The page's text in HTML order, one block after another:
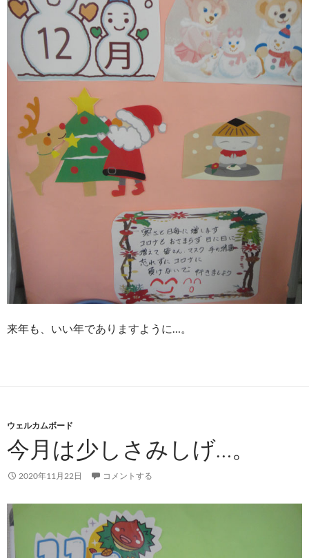
来年も、いい年でありますように…。
ウェルカムボード
今月は少しさみしげ…。
2020年11月22日 コメントする